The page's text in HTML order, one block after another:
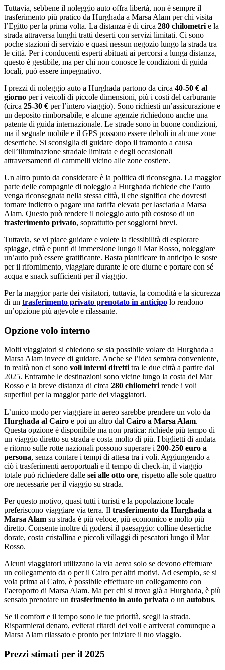
Tuttavia, sebbene il noleggio auto offra libertà, non è sempre il
trasferimento più pratico da Hurghada a Marsa Alam per chi visita
l’Egitto per la prima volta. La distanza è di circa 280 chilometri e la
strada attraversa lunghi tratti deserti con servizi limitati. Ci sono
poche stazioni di servizio e quasi nessun negozio lungo la strada tra
le città. Per i conducenti esperti abituati ai percorsi a lunga distanza,
questo è gestibile, ma per chi non conosce le condizioni di guida
locali, può essere impegnativo.
I prezzi di noleggio auto a Hurghada partono da circa 40-50 € al
giorno per i veicoli di piccole dimensioni, più i costi del carburante
(circa 25-30 € per l’intero viaggio). Sono richiesti un’assicurazione e
un deposito rimborsabile, e alcune agenzie richiedono anche una
patente di guida internazionale. Le strade sono in buone condizioni,
ma il segnale mobile e il GPS possono essere deboli in alcune zone
desertiche. Si sconsiglia di guidare dopo il tramonto a causa
dell’illuminazione stradale limitata e degli occasionali
attraversamenti di cammelli vicino alle zone costiere.
Un altro punto da considerare è la politica di riconsegna. La maggior
parte delle compagnie di noleggio a Hurghada richiede che l’auto
venga riconsegnata nella stessa città, il che significa che dovresti
tornare indietro o pagare una tariffa elevata per lasciarla a Marsa
Alam. Questo può rendere il noleggio auto più costoso di un
trasferimento privato, soprattutto per soggiorni brevi.
Tuttavia, se vi piace guidare e volete la flessibilità di esplorare
spiagge, città e punti di immersione lungo il Mar Rosso, noleggiare
un’auto può essere gratificante. Basta pianificare in anticipo le soste
per il rifornimento, viaggiare durante le ore diurne e portare con sé
acqua e snack sufficienti per il viaggio.
Per la maggior parte dei visitatori, tuttavia, la comodità e la sicurezza
di un trasferimento privato prenotato in anticipo lo rendono
un’opzione più agevole e rilassante.
Opzione volo interno
Molti viaggiatori si chiedono se sia possibile volare da Hurghada a
Marsa Alam invece di guidare. Anche se l’idea sembra conveniente,
in realtà non ci sono voli interni diretti tra le due città a partire dal
2025. Entrambe le destinazioni sono vicine lungo la costa del Mar
Rosso e la breve distanza di circa 280 chilometri rende i voli
superflui per la maggior parte dei viaggiatori.
L’unico modo per viaggiare in aereo sarebbe prendere un volo da
Hurghada al Cairo e poi un altro dal Cairo a Marsa Alam.
Questa opzione è disponibile ma non pratica: richiede più tempo di
un viaggio diretto su strada e costa molto di più. I biglietti di andata
e ritorno sulle rotte nazionali possono superare i 200-250 euro a
persona, senza contare i tempi di attesa tra i voli. Aggiungendo a
ciò i trasferimenti aeroportuali e il tempo di check-in, il viaggio
totale può richiedere dalle sei alle otto ore, rispetto alle sole quattro
ore necessarie per il viaggio su strada.
Per questo motivo, quasi tutti i turisti e la popolazione locale
preferiscono viaggiare via terra. Il trasferimento da Hurghada a
Marsa Alam su strada è più veloce, più economico e molto più
diretto. Consente inoltre di godersi il paesaggio: colline desertiche
dorate, costa cristallina e piccoli villaggi di pescatori lungo il Mar
Rosso.
Alcuni viaggiatori utilizzano la via aerea solo se devono effettuare
un collegamento da o per il Cairo per altri motivi. Ad esempio, se si
vola prima al Cairo, è possibile effettuare un collegamento con
l’aeroporto di Marsa Alam. Ma per chi si trova già a Hurghada, è più
sensato prenotare un trasferimento in auto privata o un autobus.
Se il comfort e il tempo sono le tue priorità, scegli la strada.
Risparmierai denaro, eviterai ritardi dei voli e arriverai comunque a
Marsa Alam rilassato e pronto per iniziare il tuo viaggio.
Prezzi stimati per il 2025